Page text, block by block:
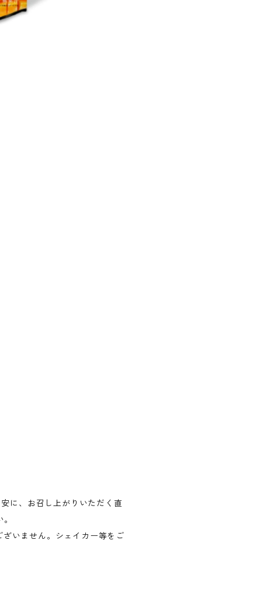
に、お召し上がりいただく直
いません。シェイカー等をご